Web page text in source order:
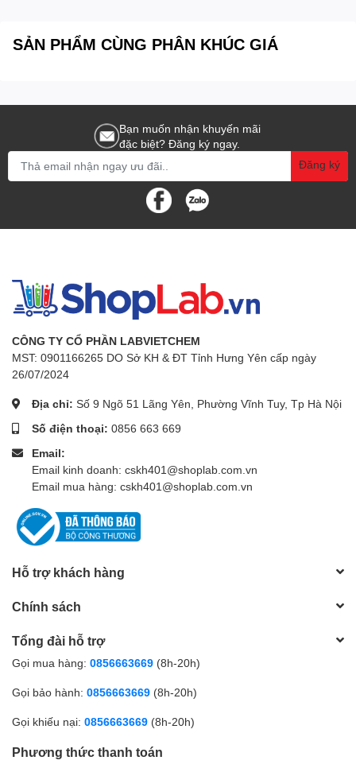
SẢN PHẨM CÙNG PHÂN KHÚC GIÁ
Bạn muốn nhận khuyến mãi
đặc biệt? Đăng ký ngay.
Đăng ký
CÔNG TY CỔ PHẦN LABVIETCHEM
MST: 0901166265 DO Sở KH & ĐT Tỉnh Hưng Yên cấp ngày
26/07/2024
Địa chỉ: Số 9 Ngõ 51 Lãng Yên, Phường Vĩnh Tuy, Tp Hà Nội
Số điện thoại: 0856 663 669
Email:
Email kinh doanh: cskh401@shoplab.com.vn
Email mua hàng: cskh401@shoplab.com.vn
Hỗ trợ khách hàng
Chính sách
Tổng đài hỗ trợ
Gọi mua hàng: 0856663669 (8h-20h)
Gọi bảo hành: 0856663669 (8h-20h)
Gọi khiếu nại: 0856663669 (8h-20h)
Phương thức thanh toán